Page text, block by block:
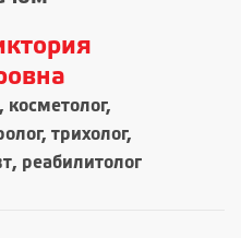
косметолог,
трихолог,
реабилитолог